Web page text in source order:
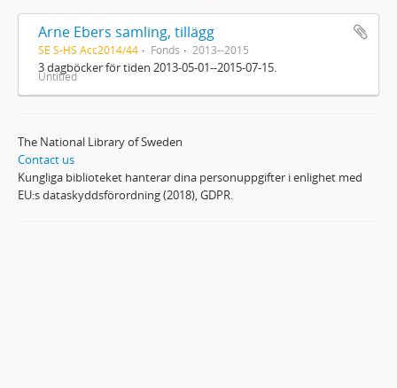
Arne Ebers samling, tillägg
SE S-HS Acc2014/44 Fonds 2013--2015
3 dagböcker för tiden 2013-05-01--2015-07-15.
Untitled
The National Library of Sweden
Contact us
Kungliga biblioteket hanterar dina personuppgifter i enlighet med
EU:s dataskyddsförordning (2018), GDPR.